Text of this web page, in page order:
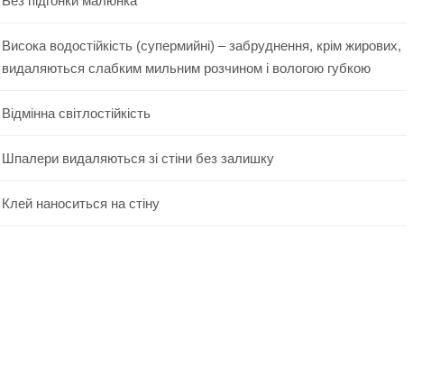
Висока водостійкість (супермийні) – забруднення, крім жирових,
видаляються слабким мильним розчином і вологою губкою
Відмінна світлостійкість
Шпалери видаляються зі стіни без залишку
Клей наноситься на стіну